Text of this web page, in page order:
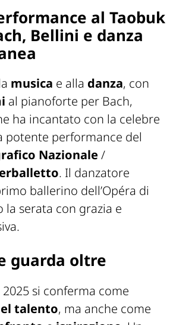
al Taobuk
Bellini e danza
musica e alla danza, con
al pianoforte per Bach,
ha incantato con la celebre
potente performance del
Nazionale /
. Il danzatore
ballerino dell’Opéra di
la serata con grazia e
guarda oltre
si conferma come
talento, ma anche come